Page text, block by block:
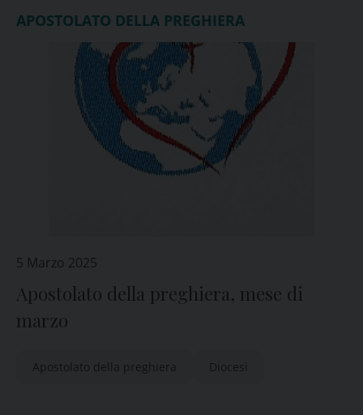
APOSTOLATO DELLA PREGHIERA
5 Marzo 2025
Apostolato della preghiera, mese di
marzo
Apostolato della preghiera Diocesi